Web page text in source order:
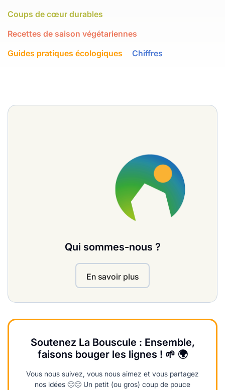
Coups de cœur durables
Recettes de saison végétariennes
Guides pratiques écologiques
Chiffres
Qui sommes-nous ?
En savoir plus
Soutenez La Bouscule : Ensemble,
faisons bouger les lignes ! 🌱 🌍
Vous nous suivez, vous nous aimez et vous partagez
nos idées 🙂🙂 Un petit (ou gros) coup de pouce